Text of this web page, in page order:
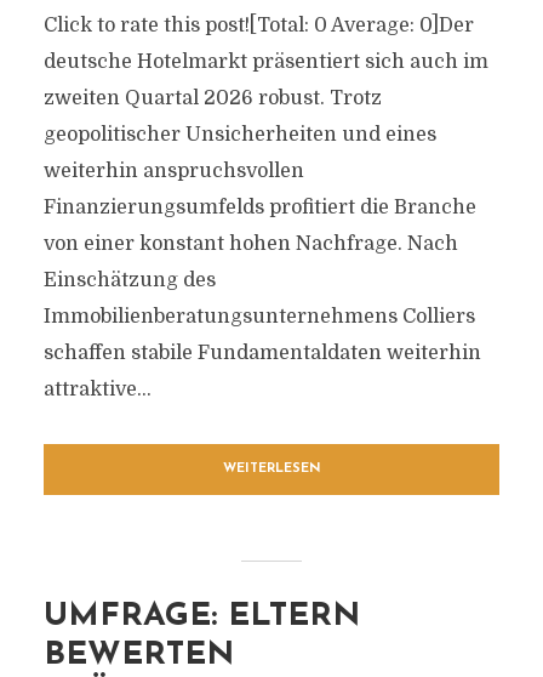
Click to rate this post![Total: 0 Average: 0]Der
deutsche Hotelmarkt präsentiert sich auch im
zweiten Quartal 2026 robust. Trotz
geopolitischer Unsicherheiten und eines
weiterhin anspruchsvollen
Finanzierungsumfelds profitiert die Branche
von einer konstant hohen Nachfrage. Nach
Einschätzung des
Immobilienberatungsunternehmens Colliers
schaffen stabile Fundamentaldaten weiterhin
attraktive...
WEITERLESEN
UMFRAGE: ELTERN
BEWERTEN